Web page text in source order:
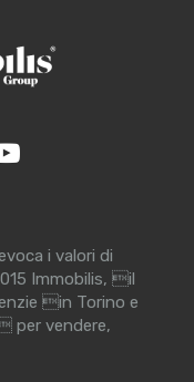
i valori di
Immobilis, il
in Torino e
per vendere,